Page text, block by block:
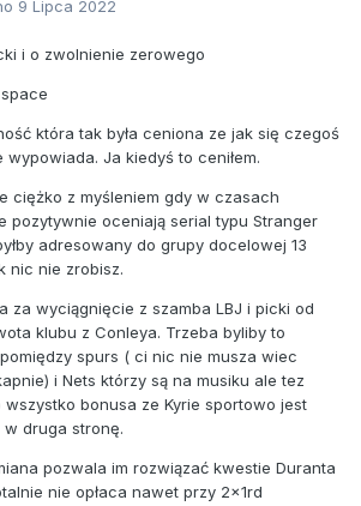
9 Lipca 2022
i o zwolnienie zerowego
która tak była ceniona ze jak się czegoś
Ja kiedyś to ceniłem.
ciężko z myśleniem gdy w czasach
pozytywnie oceniają serial typu Stranger
adresowany do grupy docelowej 13
nic nie zrobisz.
za wyciągnięcie z szamba LBJ i picki od
klubu z Conleya. Trzeba byliby to
spurs ( ci nic nie musza wiec
i Nets którzy są na musiku ale tez
bonusa ze Kyrie sportowo jest
druga stronę.
pozwala im rozwiązać kwestie Duranta
nie opłaca nawet przy 2x1rd